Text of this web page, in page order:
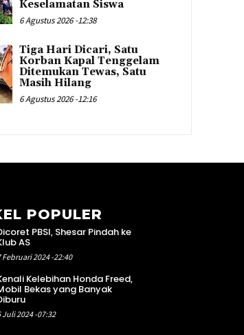
Keselamatan Siswa
6 Agustus 2026 -12:38
Tiga Hari Dicari, Satu
Korban Kapal Tenggelam
Ditemukan Tewas, Satu
Masih Hilang
6 Agustus 2026 -12:16
POPULER
PBSI, Shesar Pindah ke
AS
Februari 2024 -22:40
Kelebihan Honda Freed,
Bekas yang Banyak
Juli 2024 -07:32